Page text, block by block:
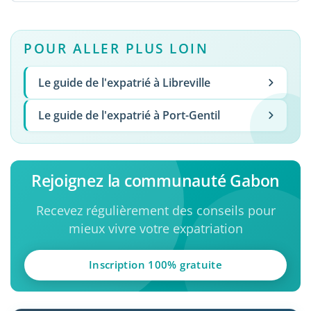
POUR ALLER PLUS LOIN
Le guide de l'expatrié à Libreville
Le guide de l'expatrié à Port-Gentil
Rejoignez la communauté Gabon
Recevez régulièrement des conseils pour
mieux vivre votre expatriation
Inscription 100% gratuite